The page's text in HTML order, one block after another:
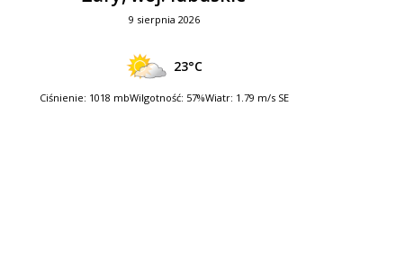
9 sierpnia 2026
23°C
Ciśnienie: 1018 mbWilgotność: 57%Wiatr: 1.79 m/s SE